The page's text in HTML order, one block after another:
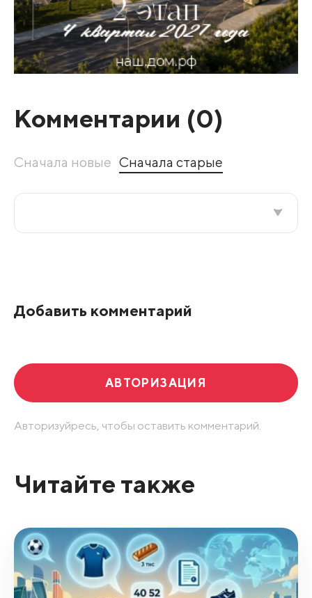
Комментарии (0)
Сначала новые Сначала старые
Добавить комментарий
АВТОРИЗАЦИЯ
Авторизуйресь, чтобы оставить комментарий.
Читайте также